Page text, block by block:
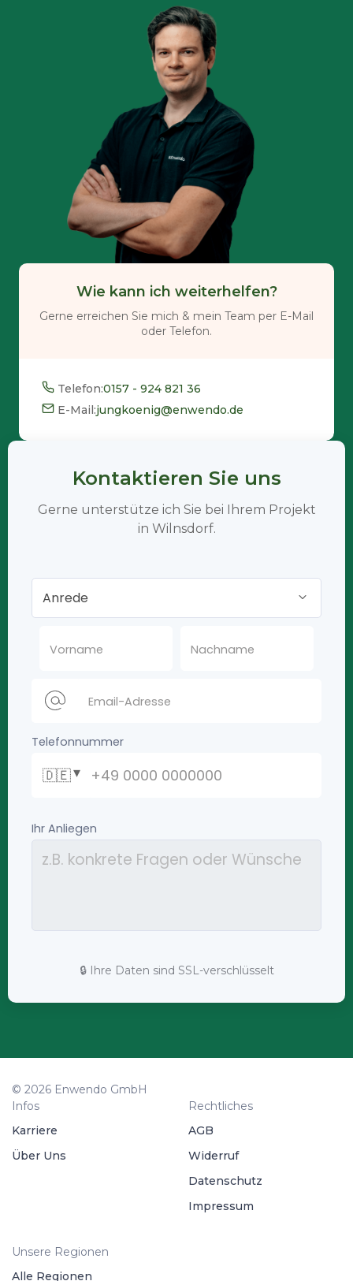
Wie kann ich weiterhelfen?
Gerne erreichen Sie mich & mein Team per E-Mail
oder Telefon.
Telefon:0157 - 924 821 36
E-Mail:jungkoenig@enwendo.de
Kontaktieren Sie uns
Gerne unterstütze ich Sie bei Ihrem Projekt
in Wilnsdorf.
🔒 Ihre Daten sind SSL-verschlüsselt
© 2026 Enwendo GmbH
Infos
Karriere
Über Uns
Rechtliches
AGB
Widerruf
Datenschutz
Impressum
Unsere Regionen
Alle Regionen